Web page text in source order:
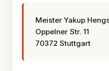
Meister Yakup
Oppelner Str. 11
70372 Stuttgart